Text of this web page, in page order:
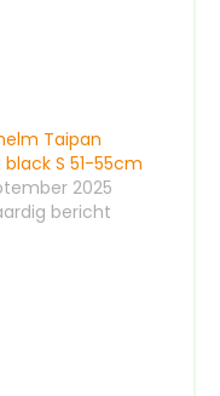
Taipan
S 51-55cm
2025
bericht